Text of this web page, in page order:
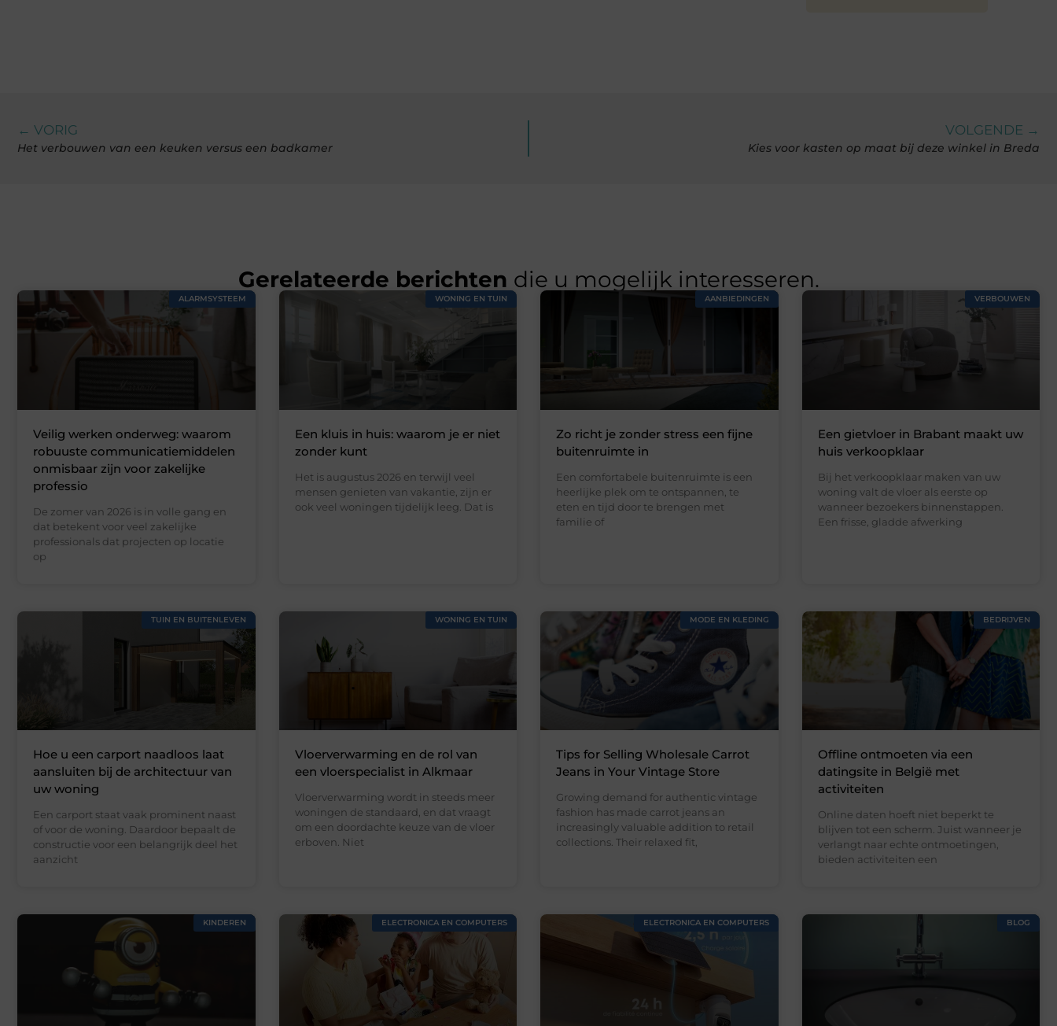
← VORIG
Het verbouwen van een keuken versus een badkamer
VOLGENDE →
Kies voor kasten op maat bij deze winkel in Breda
Gerelateerde berichten die u mogelijk interesseren.
ALARMSYSTEEM
Veilig werken onderweg: waarom
robuuste communicatiemiddelen
onmisbaar zijn voor zakelijke
professio
De zomer van 2026 is in volle gang en
dat betekent voor veel zakelijke
professionals dat projecten op locatie
op
WONING EN TUIN
Een kluis in huis: waarom je er niet
zonder kunt
Het is augustus 2026 en terwijl veel
mensen genieten van vakantie, zijn er
ook veel woningen tijdelijk leeg. Dat is
AANBIEDINGEN
Zo richt je zonder stress een fijne
buitenruimte in
Een comfortabele buitenruimte is een
heerlijke plek om te ontspannen, te
eten en tijd door te brengen met
familie of
VERBOUWEN
Een gietvloer in Brabant maakt uw
huis verkoopklaar
Bij het verkoopklaar maken van uw
woning valt de vloer als eerste op
wanneer bezoekers binnenstappen.
Een frisse, gladde afwerking
TUIN EN BUITENLEVEN
Hoe u een carport naadloos laat
aansluiten bij de architectuur van
uw woning
Een carport staat vaak prominent naast
of voor de woning. Daardoor bepaalt de
constructie voor een belangrijk deel het
aanzicht
WONING EN TUIN
Vloerverwarming en de rol van
een vloerspecialist in Alkmaar
Vloerverwarming wordt in steeds meer
woningen de standaard, en dat vraagt
om een doordachte keuze van de vloer
erboven. Niet
MODE EN KLEDING
Tips for Selling Wholesale Carrot
Jeans in Your Vintage Store
Growing demand for authentic vintage
fashion has made carrot jeans an
increasingly valuable addition to retail
collections. Their relaxed fit,
BEDRIJVEN
Offline ontmoeten via een
datingsite in België met
activiteiten
Online daten hoeft niet beperkt te
blijven tot een scherm. Juist wanneer je
verlangt naar echte ontmoetingen,
bieden activiteiten een
KINDEREN ELECTRONICA EN COMPUTERS ELECTRONICA EN COMPUTERS BLOG